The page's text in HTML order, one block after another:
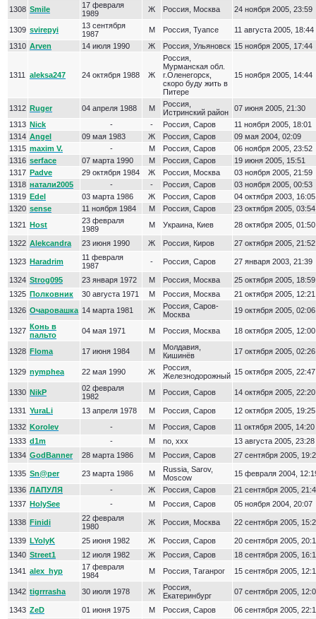
1308 Smile
17 февраля
1989
Ж Россия, Москва 24 ноября 2005, 23:59
1309 svirepyi
13 сентября
1987
М Россия, Туапсе
11 августа 2005, 18:44
1310 Arven 14 июля 1990 Ж Россия, Ульяновск 15 ноября 2005, 17:44
1311 aleksa247 24 октября 1988 Ж
Россия,
Мурманская обл.
г.Оленегорск,
скоро буду жить в
Питере
15 ноября 2005, 14:44
1312 Ruger 04 апреля 1988 М
Россия,
Истринский район
07 июня 2005, 21:30
1313 Nick - - Россия, Саров
11 ноября 2005, 18:01
1314 Angel 09 мая 1983 Ж Россия, Саров
09 мая 2004, 02:09
1315 maxim V. - М Россия, Саров
06 ноября 2005, 23:52
1316 serface 07 марта 1990 М Россия, Саров
19 июня 2005, 15:51
1317 Padve 29 октября 1984 Ж Россия, Москва
03 ноября 2005, 21:59
1318 натали2005 - - Россия, Саров
03 ноября 2005, 00:53
1319 Edel 03 марта 1986 Ж Россия, Саров
04 октября 2003, 16:05
1320 sense 11 ноября 1984 М Россия, Саров
23 октября 2005, 03:54
1321 Host
23 февраля
1989
М Украина, Киев 28 октября 2005, 01:50
1322 Alekcandra 23 июня 1990 Ж Россия, Киров 27 октября 2005, 21:52
1323 Haradrim
11 февраля
1987
- Россия, Саров 27 января 2003, 21:39
1324 Strog095 23 января 1972 М Россия, Москва
25 октября 2005, 18:59
1325 Полковник 30 августа 1971 М Россия, Москва
21 октября 2005, 12:21
1326 Очаровашка 14 марта 1981 Ж
Россия, Саров-
Москва
19 октября 2005, 02:06
1327 Конь в
пальто
04 мая 1971 М Россия, Москва 18 октября 2005, 12:00
1328 Floma 17 июня 1984 М
Молдавия,
Кишинёв
17 октября 2005, 02:26
1329 nymphea 22 мая 1990 Ж
Россия,
Железнодорожный 15 октября 2005, 22:47
1330 NikP
02 февраля
1982
М Россия, Саров 14 октября 2005, 22:20
1331 YuraLi 13 апреля 1978 М Россия, Саров
12 октября 2005, 19:25
1332 Korolev - М Россия, Саров
11 октября 2005, 14:20
1333 d1m - М no, xxx
13 августа 2005, 23:28
1334 GodBanner 28 марта 1986 М Россия, Саров 27 сентября 2005,
1335 Sn@per 23 марта 1986 М
Russia, Sarov,
Moscow
15 февраля 2004,
1336 ЛАПУЛЯ - Ж Россия, Саров
21 сентября 2005,
1337 HolySee - М Россия, Саров 05 ноября 2004, 20:07
1338 Finidi
22 февраля
1980
Ж Россия, Москва 22 сентября 2005,
1339 LYolyK 25 июня 1982 Ж Россия, Саров
20 сентября 2005,
1340 Street1 12 июля 1982 Ж Россия, Саров
18 сентября 2005,
1341 alex_hyp
17 февраля
1984
М Россия, Таганрог 15 сентября 2005,
1342 tigrrrasha 30 июля 1978 Ж
Россия,
Екатеринбург
07 сентября 2005,
1343 ZeD 01 июня 1975 М Россия, Саров 06 сентября 2005,